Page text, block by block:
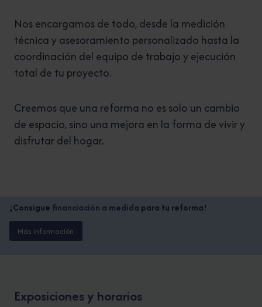
Nos encargamos de todo, desde la medición
técnica y asesoramiento personalizado hasta la
coordinación del equipo de trabajo y ejecución
total de tu proyecto.
Creemos que una reforma no es solo un cambio
de espacio, sino una mejora en la forma de vivir y
disfrutar del hogar.
¡Consigue financiación a medida para tu reforma!
Más información
Exposiciones y horarios